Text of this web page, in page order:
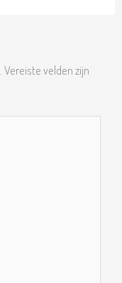
Vereiste velden zijn